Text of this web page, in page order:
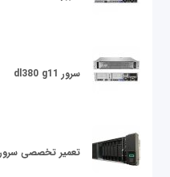
سرور dl380 g11
تعمیر تخصصی